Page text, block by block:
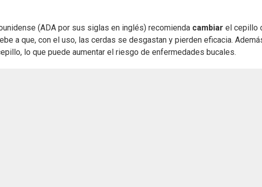
(ADA por sus siglas en inglés) recomienda cambiar el cepillo
a que, con el uso, las cerdas se desgastan y pierden eficacia.
lo que puede aumentar el riesgo de enfermedades bucales.